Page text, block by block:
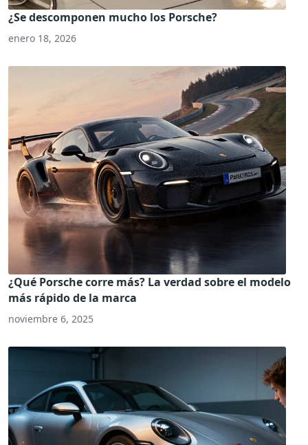
¿Se descomponen mucho los Porsche?
enero 18, 2026
¿Qué Porsche corre más? La verdad sobre el modelo
más rápido de la marca
noviembre 6, 2025